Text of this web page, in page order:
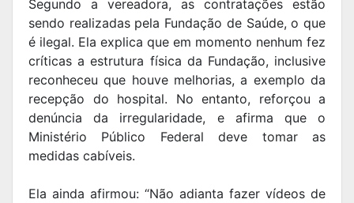
Segundo a vereadora, as contratações estão
sendo realizadas pela Fundação de Saúde, o que
é ilegal. Ela explica que em momento nenhum fez
críticas a estrutura física da Fundação, inclusive
reconheceu que houve melhorias, a exemplo da
recepção do hospital. No entanto, reforçou a
denúncia da irregularidade, e afirma que o
Ministério Público Federal deve tomar as
medidas cabíveis.
Ela ainda afirmou: “Não adianta fazer vídeos de